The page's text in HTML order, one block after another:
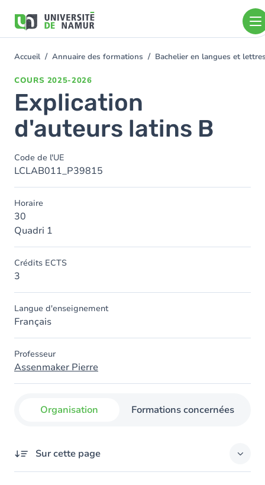
contenu
You
Accueil Annuaire des formations Bachelier en langues et
COURS 2025-2026
Explication
d'auteurs latins B
Code de l'UE
LCLAB011_P39815
Horaire
30
Quadri 1
Crédits ECTS
3
Langue d'enseignement
Français
Professeur
Assenmaker Pierre
Organisation Formations concernées
Sur cette page